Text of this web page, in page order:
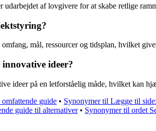
af lovgivere for at skabe retlige
mål, ressourcer og tidsplan, hvilket
ideer?
ideer på en letforståelig måde, hvilket kan
guide • Synonymer til Lægge til
guide til alternativer• Synonymer til ordet